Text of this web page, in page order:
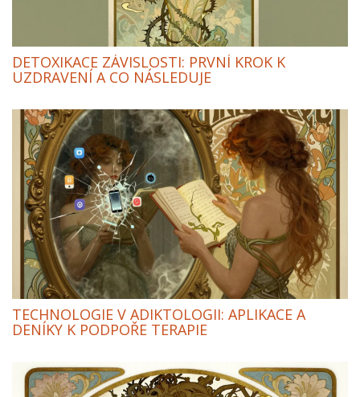
DETOXIKACE ZÁVISLOSTI: PRVNÍ KROK K
UZDRAVENÍ A CO NÁSLEDUJE
TECHNOLOGIE V ADIKTOLOGII: APLIKACE A
DENÍKY K PODPOŘE TERAPIE